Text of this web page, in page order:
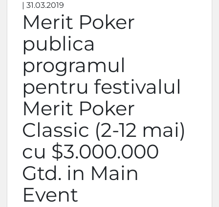
| 31.03.2019
Merit Poker
publica
programul
pentru festivalul
Merit Poker
Classic (2-12 mai)
cu $3.000.000
Gtd. in Main
Event